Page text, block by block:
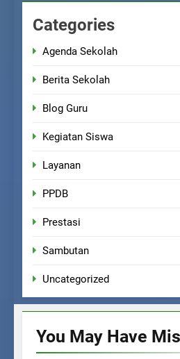
Categories
Agenda Sekolah
Berita Sekolah
Blog Guru
Kegiatan Siswa
Layanan
PPDB
Prestasi
Sambutan
Uncategorized
You May Have